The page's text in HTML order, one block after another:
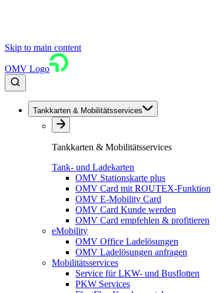
Skip to main content
OMV Logo
Tankkarten & Mobilitätsservices
Tankkarten & Mobilitätsservices
Tank- und Ladekarten
OMV Stationskarte plus
OMV Card mit ROUTEX-Funktion
OMV E-Mobility Card
OMV Card Kunde werden
OMV Card empfehlen & profitieren
eMobility
OMV Office Ladelösungen
OMV Ladelösungen anfragen
Mobilitätsservices
Service für LKW- und Busflotten
PKW Services